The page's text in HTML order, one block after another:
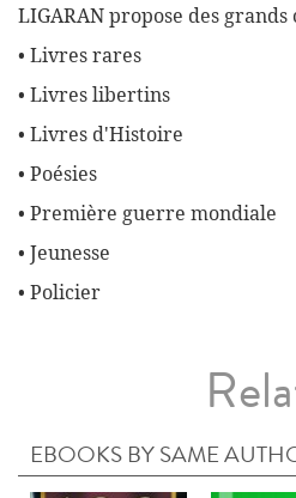
LIGARAN propose des
• Livres rares
• Livres libertins
• Livres d'Histoire
• Poésies
• Première guerre mondiale
• Jeunesse
• Policier
EBOOKS BY SAME